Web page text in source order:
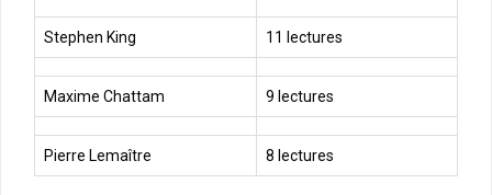
Stephen King 11 lectures
Maxime Chattam 9 lectures
Pierre Lemaître 8 lectures